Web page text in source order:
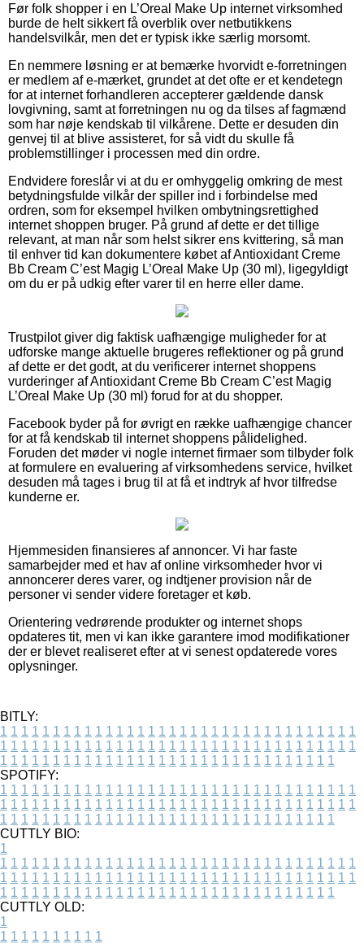
Før folk shopper i en L’Oreal Make Up internet virksomhed
burde de helt sikkert få overblik over netbutikkens
handelsvilkår, men det er typisk ikke særlig morsomt.
En nemmere løsning er at bemærke hvorvidt e-forretningen
er medlem af e-mærket, grundet at det ofte er et kendetegn
for at internet forhandleren accepterer gældende dansk
lovgivning, samt at forretningen nu og da tilses af fagmænd
som har nøje kendskab til vilkårene. Dette er desuden din
genvej til at blive assisteret, for så vidt du skulle få
problemstillinger i processen med din ordre.
Endvidere foreslår vi at du er omhyggelig omkring de mest
betydningsfulde vilkår der spiller ind i forbindelse med
ordren, som for eksempel hvilken ombytningsrettighed
internet shoppen bruger. På grund af dette er det tillige
relevant, at man når som helst sikrer ens kvittering, så man
til enhver tid kan dokumentere købet af Antioxidant Creme
Bb Cream C’est Magig L’Oreal Make Up (30 ml), ligegyldigt
om du er på udkig efter varer til en herre eller dame.
Trustpilot giver dig faktisk uafhængige muligheder for at
udforske mange aktuelle brugeres reflektioner og på grund
af dette er det godt, at du verificerer internet shoppens
vurderinger af Antioxidant Creme Bb Cream C’est Magig
L’Oreal Make Up (30 ml) forud for at du shopper.
Facebook byder på for øvrigt en række uafhængige chancer
for at få kendskab til internet shoppens pålidelighed.
Foruden det møder vi nogle internet firmaer som tilbyder folk
at formulere en evaluering af virksomhedens service, hvilket
desuden må tages i brug til at få et indtryk af hvor tilfredse
kunderne er.
Hjemmesiden finansieres af annoncer. Vi har faste
samarbejder med et hav af online virksomheder hvor vi
annoncerer deres varer, og indtjener provision når de
personer vi sender videre foretager et køb.
Orientering vedrørende produkter og internet shops
opdateres tit, men vi kan ikke garantere imod modifikationer
der er blevet realiseret efter at vi senest opdaterede vores
oplysninger.
BITLY:
1 1 1 1 1 1 1 1 1 1 1 1 1 1 1 1 1 1 1 1 1 1 1 1 1 1 1 1 1 1 1 1 1 1
1 1 1 1 1 1 1 1 1 1 1 1 1 1 1 1 1 1 1 1 1 1 1 1 1 1 1 1 1 1 1 1 1 1
1 1 1 1 1 1 1 1 1 1 1 1 1 1 1 1 1 1 1 1 1 1 1 1 1 1 1 1 1 1 1 1
SPOTIFY:
1 1 1 1 1 1 1 1 1 1 1 1 1 1 1 1 1 1 1 1 1 1 1 1 1 1 1 1 1 1 1 1 1 1
1 1 1 1 1 1 1 1 1 1 1 1 1 1 1 1 1 1 1 1 1 1 1 1 1 1 1 1 1 1 1 1 1 1
1 1 1 1 1 1 1 1 1 1 1 1 1 1 1 1 1 1 1 1 1 1 1 1 1 1 1 1 1 1 1 1
CUTTLY BIO:
1
1 1 1 1 1 1 1 1 1 1 1 1 1 1 1 1 1 1 1 1 1 1 1 1 1 1 1 1 1 1 1 1 1 1
1 1 1 1 1 1 1 1 1 1 1 1 1 1 1 1 1 1 1 1 1 1 1 1 1 1 1 1 1 1 1 1 1 1
1 1 1 1 1 1 1 1 1 1 1 1 1 1 1 1 1 1 1 1 1 1 1 1 1 1 1 1 1 1 1 1
CUTTLY OLD:
1
1 1 1 1 1 1 1 1 1 1